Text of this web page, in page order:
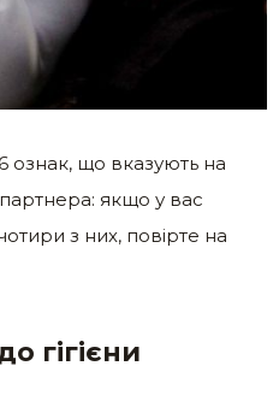
що вказують на
якщо у вас
з них, повірте на
гігієни